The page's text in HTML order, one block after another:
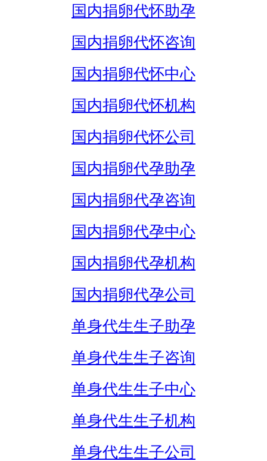
国内捐卵代怀助孕
国内捐卵代怀咨询
国内捐卵代怀中心
国内捐卵代怀机构
国内捐卵代怀公司
国内捐卵代孕助孕
国内捐卵代孕咨询
国内捐卵代孕中心
国内捐卵代孕机构
国内捐卵代孕公司
单身代生生子助孕
单身代生生子咨询
单身代生生子中心
单身代生生子机构
单身代生生子公司